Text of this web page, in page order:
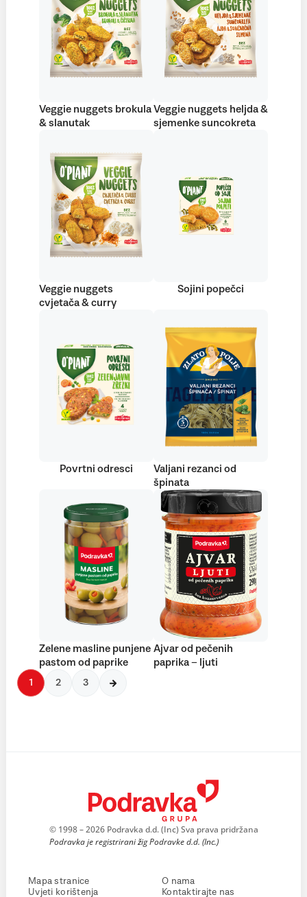
Veggie nuggets brokula
& slanutak
Veggie nuggets heljda &
sjemenke suncokreta
Veggie nuggets
cvjetača & curry
Sojini popečci
Povrtni odresci
Valjani rezanci od
špinata
Zelene masline punjene
pastom od paprike
Ajvar od pečenih
paprika – ljuti
1 2 3
© 1998 – 2026 Podravka d.d. (Inc) Sva prava pridržana
Podravka je registrirani žig Podravke d.d. (Inc.)
Mapa stranice
Uvjeti korištenja
O nama
Kontaktirajte nas